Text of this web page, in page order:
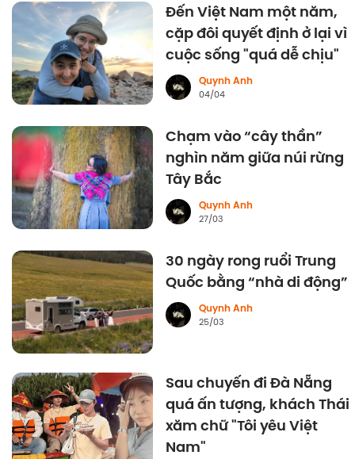
Đến Việt Nam một năm,
cặp đôi quyết định ở lại vì
cuộc sống "quá dễ chịu"
Quynh Anh
04/04
Chạm vào “cây thần”
nghìn năm giữa núi rừng
Tây Bắc
Quynh Anh
27/03
30 ngày rong ruổi Trung
Quốc bằng “nhà di động”
Quynh Anh
25/03
Sau chuyến đi Đà Nẵng
quá ấn tượng, khách Thái
xăm chữ "Tôi yêu Việt
Nam"